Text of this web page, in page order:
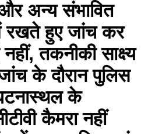
और अन्य संभावित
रखते हुए जांच कर
तकनीकी साक्ष्य
के दौरान पुलिस
के
कैमरा नहीं